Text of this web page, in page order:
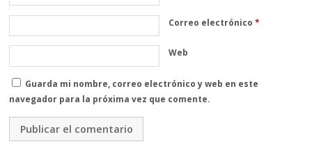
Correo electrónico*
Web
Guarda mi nombre, correo electrónico y web en este
navegador para la próxima vez que comente.